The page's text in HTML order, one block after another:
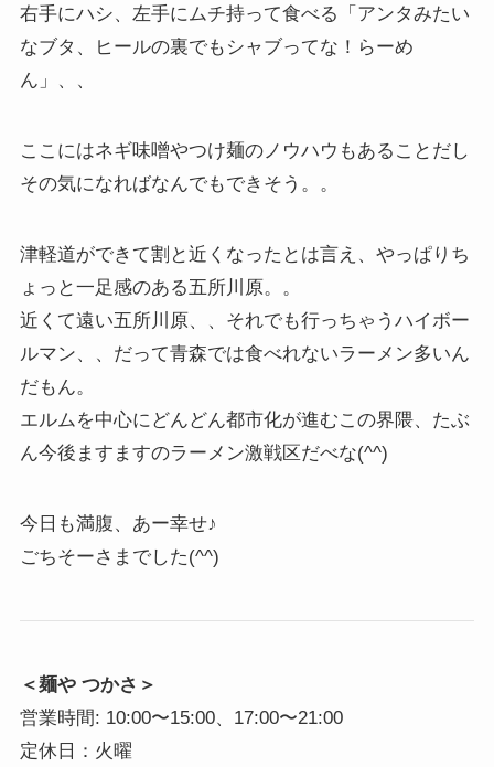
右手にハシ、左手にムチ持って食べる「アンタみたい
なブタ、ヒールの裏でもシャブってな！らーめ
ん」、、
ここにはネギ味噌やつけ麺のノウハウもあることだし
その気になればなんでもできそう。。
津軽道ができて割と近くなったとは言え、やっぱりち
ょっと一足感のある五所川原。。
近くて遠い五所川原、、それでも行っちゃうハイボー
ルマン、、だって青森では食べれないラーメン多いん
だもん。
エルムを中心にどんどん都市化が進むこの界隈、たぶ
ん今後ますますのラーメン激戦区だべな(^^)
今日も満腹、あー幸せ♪
ごちそーさまでした(^^)
＜麺や つかさ＞
営業時間: 10:00〜15:00、17:00〜21:00
定休日：火曜